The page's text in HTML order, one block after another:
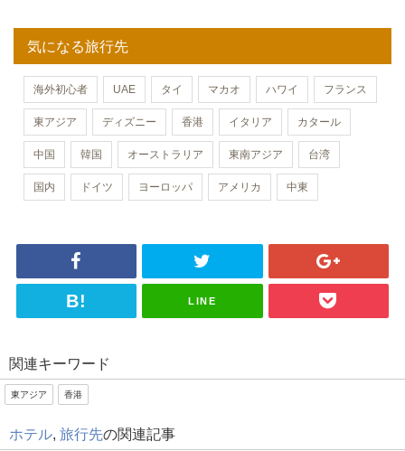
気になる旅行先
海外初心者 UAE タイ マカオ ハワイ フランス
東アジア ディズニー 香港 イタリア カタール
中国 韓国 オーストラリア 東南アジア 台湾
国内 ドイツ ヨーロッパ アメリカ 中東
LINE
関連キーワード
東アジア 香港
ホテル 旅行先の関連記事